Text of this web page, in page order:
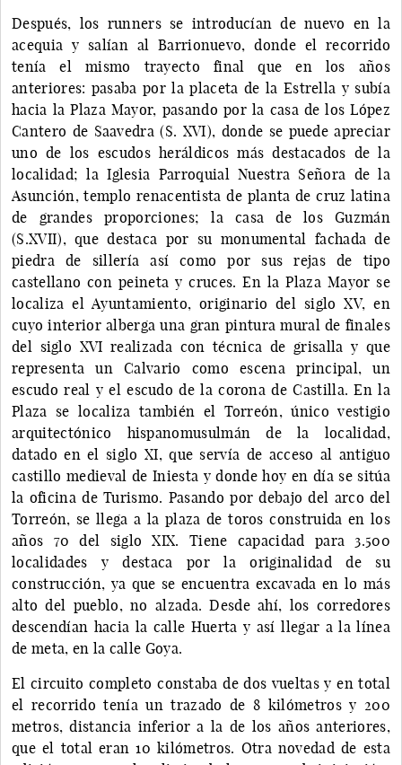
Después, los runners se introducían de nuevo en la
acequia y salían al Barrionuevo, donde el recorrido
tenía el mismo trayecto final que en los años
anteriores: pasaba por la placeta de la Estrella y subía
hacia la Plaza Mayor, pasando por la casa de los López
Cantero de Saavedra (S. XVI), donde se puede apreciar
uno de los escudos heráldicos más destacados de la
localidad; la Iglesia Parroquial Nuestra Señora de la
Asunción, templo renacentista de planta de cruz latina
de grandes proporciones; la casa de los Guzmán
(S.XVII), que destaca por su monumental fachada de
piedra de sillería así como por sus rejas de tipo
castellano con peineta y cruces. En la Plaza Mayor se
localiza el Ayuntamiento, originario del siglo XV, en
cuyo interior alberga una gran pintura mural de finales
del siglo XVI realizada con técnica de grisalla y que
representa un Calvario como escena principal, un
escudo real y el escudo de la corona de Castilla. En la
Plaza se localiza también el Torreón, único vestigio
arquitectónico hispanomusulmán de la localidad,
datado en el siglo XI, que servía de acceso al antiguo
castillo medieval de Iniesta y donde hoy en día se sitúa
la oficina de Turismo. Pasando por debajo del arco del
Torreón, se llega a la plaza de toros construida en los
años 70 del siglo XIX. Tiene capacidad para 3.500
localidades y destaca por la originalidad de su
construcción, ya que se encuentra excavada en lo más
alto del pueblo, no alzada. Desde ahí, los corredores
descendían hacia la calle Huerta y así llegar a la línea
de meta, en la calle Goya.
El circuito completo constaba de dos vueltas y en total
el recorrido tenía un trazado de 8 kilómetros y 200
metros, distancia inferior a la de los años anteriores,
que el total eran 10 kilómetros. Otra novedad de esta